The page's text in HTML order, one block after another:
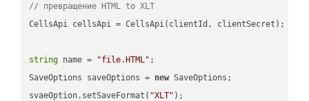
// превращение HTML to XLT
CellsApi cellsApi = CellsApi(clientId, clientSecret);
string name = "file.HTML" ;
SaveOptions saveOptions = new SaveOptions;
svaeOption.setSaveFormat( "XLT"